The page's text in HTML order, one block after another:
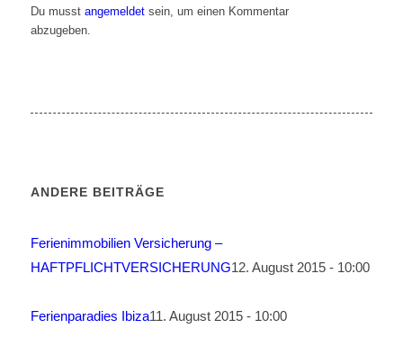
Du musst angemeldetsein, um einen Kommentar
abzugeben.
ANDERE BEITRÄGE
Ferienimmobilien Versicherung –
HAFTPFLICHTVERSICHERUNG12. August 2015 - 10:00
Ferienparadies Ibiza11. August 2015 - 10:00